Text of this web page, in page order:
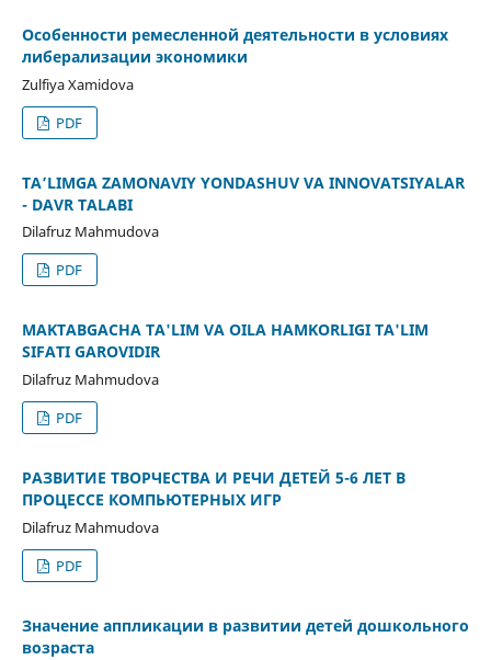
Oсобенности ремесленной деятельности в условиях
либерализации экономики
Zulfiya Xamidova
PDF
TA’LIMGA ZAMONAVIY YONDASHUV VA INNOVATSIYALAR
- DAVR TALABI
Dilafruz Mahmudova
PDF
MAKTABGACHA TA'LIM VA OILA HAMKORLIGI TA'LIM
SIFATI GAROVIDIR
Dilafruz Mahmudova
PDF
РАЗВИТИЕ ТВОРЧЕСТВА И РЕЧИ ДЕТЕЙ 5-6 ЛЕТ В
ПРОЦЕССЕ КОМПЬЮТЕРНЫХ ИГР
Dilafruz Mahmudova
PDF
Значение аппликации в развитии детей дошкольного
возраста